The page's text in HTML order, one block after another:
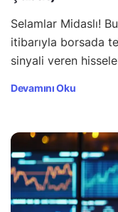
Selamlar Midaslı!
itibarıyla borsada
sinyali veren
Devamını Oku